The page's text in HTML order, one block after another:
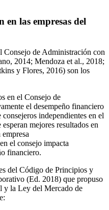
en las empresas del
Consejo de Administración con
2014; Mendoza et al., 2018;
y Flores, 2016) son los
en el Consejo de
el desempeño financiero
independientes en el
mejores resultados en
el consejo impacta
financiero.
del Código de Principios y
(Ed. 2018) que propuso
y la Ley del Mercado de